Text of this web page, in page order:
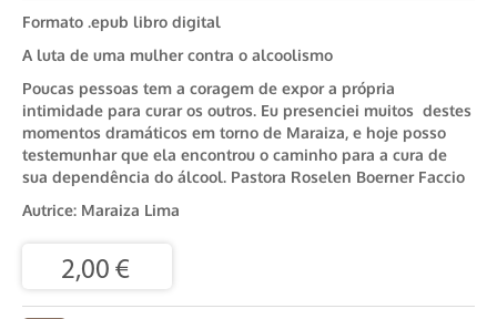
Formato .epub libro digital
A luta de uma mulher contra o alcoolismo
Poucas pessoas tem a coragem de expor a própria
intimidade para curar os outros. Eu presenciei muitos destes
momentos dramáticos em torno de Maraiza, e hoje posso
testemunhar que ela encontrou o caminho para a cura de
sua dependência do álcool. Pastora Roselen Boerner Faccio
Autrice: Maraiza Lima
2,00 €